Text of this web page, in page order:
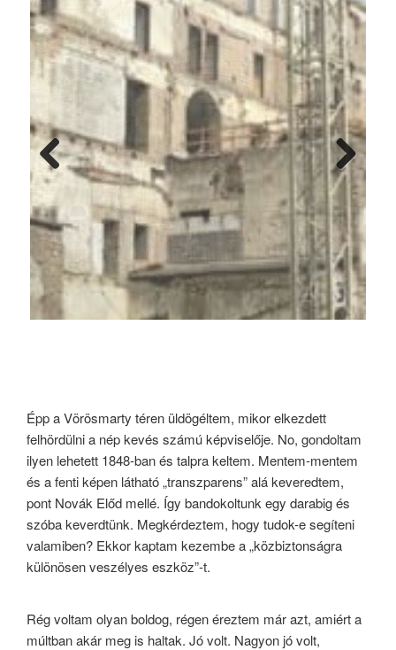
Previ
ous
Next
Épp a Vörösmarty téren üldögéltem, mikor elkezdett
felhördülni a nép kevés számú képviselője. No, gondoltam
ilyen lehetett 1848-ban és talpra keltem. Mentem-mentem
és a fenti képen látható „transzparens” alá keveredtem,
pont Novák Előd mellé. Így bandokoltunk egy darabig és
szóba keverdtünk. Megkérdeztem, hogy tudok-e segíteni
valamiben? Ekkor kaptam kezembe a „közbiztonságra
különösen veszélyes eszköz”-t.
Rég voltam olyan boldog, régen éreztem már azt, amiért a
múltban akár meg is haltak. Jó volt. Nagyon jó volt,